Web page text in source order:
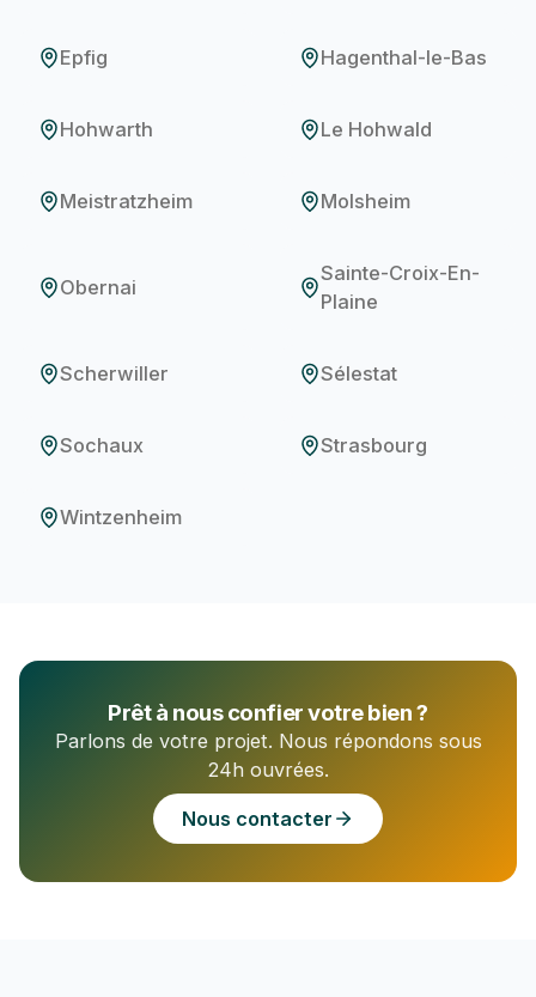
Epfig Hagenthal-le-Bas
Hohwarth Le Hohwald
Meistratzheim Molsheim
Obernai
Sainte-Croix-En-
Plaine
Scherwiller Sélestat
Sochaux Strasbourg
Wintzenheim
Prêt à nous confier votre bien ?
Parlons de votre projet. Nous répondons sous
24h ouvrées.
Nous contacter